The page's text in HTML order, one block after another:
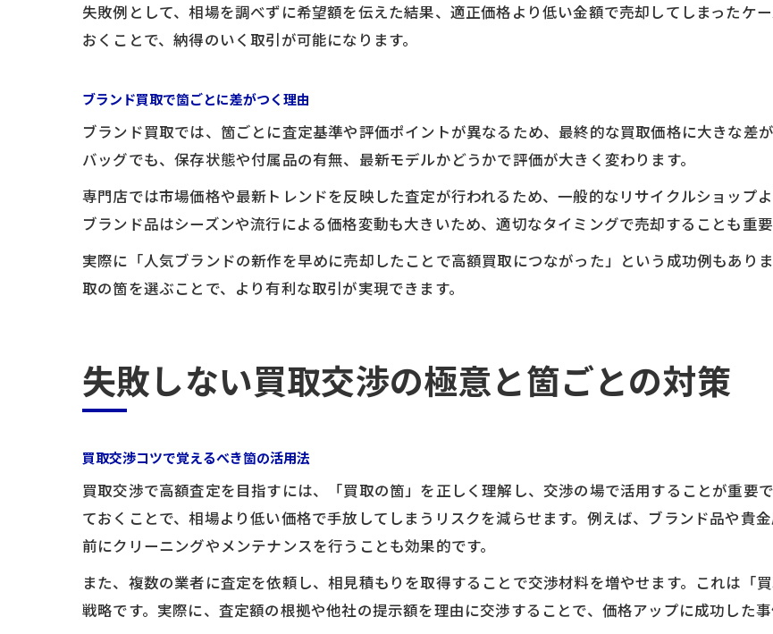
失敗例として、相場を調べずに希望額を伝えた結果、適正価格より低い金額で売却してしまったケ
おくことで、納得のいく取引が可能になります。
ブランド買取で箇ごとに差がつく理由
ブランド買取では、箇ごとに査定基準や評価ポイントが異なるため、最終的な買取価格に大きな差
バッグでも、保存状態や付属品の有無、最新モデルかどうかで評価が大きく変わります。
専門店では市場価格や最新トレンドを反映した査定が行われるため、一般的なリサイクルショップ
ブランド品はシーズンや流行による価格変動も大きいため、適切なタイミングで売却することも重要
実際に「人気ブランドの新作を早めに売却したことで高額買取につながった」という成功例もあり
取の箇を選ぶことで、より有利な取引が実現できます。
失敗しない買取交渉の極意と箇ごとの対策
買取交渉コツで覚えるべき箇の活用法
買取交渉で高額査定を目指すには、「買取の箇」を正しく理解し、交渉の場で活用することが重要
ておくことで、相場より低い価格で手放してしまうリスクを減らせます。例えば、ブランド品や貴
前にクリーニングやメンテナンスを行うことも効果的です。
また、複数の業者に査定を依頼し、相見積もりを取得することで交渉材料を増やせます。これは「
戦略です。実際に、査定額の根拠や他社の提示額を理由に交渉することで、価格アップに成功した事